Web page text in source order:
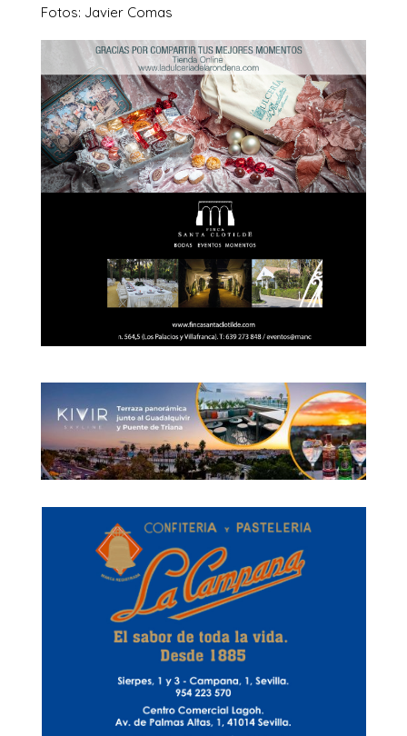
Fotos: Javier Comas